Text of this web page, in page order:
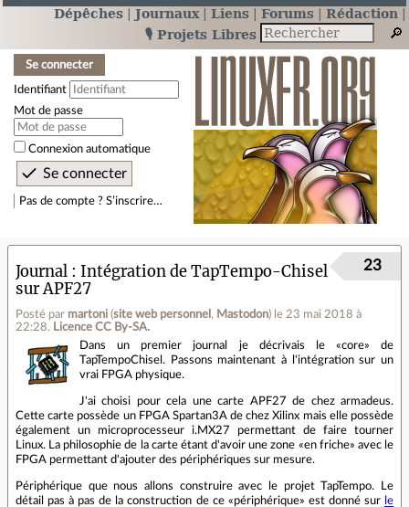
Dépêches Journaux Liens Forums
Rédaction
🎙️ Projets Libres
Se connecter
Identifiant
Mot de passe
Connexion automatique
Pas de compte ? S’inscrire…
Journal
Intégration de TapTempo-Chisel
sur APF27
Posté par martoni (site web personnel , Mastodon) le 23 mai 2018 à
22:28. Licence CC By‑SA.
23
Dans un premier journal je décrivais le «core» de
TapTempoChisel. Passons maintenant à l'intégration sur un
vrai FPGA physique.
J'ai choisi pour cela une carte APF27 de chez armadeus.
Cette carte possède un FPGA Spartan3A de chez Xilinx mais elle possède
également un microprocesseur i.MX27 permettant de faire tourner
Linux. La philosophie de la carte étant d'avoir une zone «en friche» avec le
FPGA permettant d'ajouter des périphériques sur mesure.
Périphérique que nous allons construire avec le projet TapTempo. Le
détail pas à pas de la construction de ce «périphérique» est donné sur le